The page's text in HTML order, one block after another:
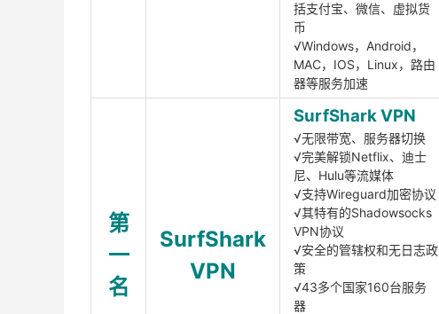
括支付宝、微信、虚拟货
币
√Windows，Android，
MAC，IOS，Linux，路由
器等服务加速
第
一
名
SurfShark
VPN
SurfShark VPN
√无限带宽、服务器切换
√完美解锁Netflix、迪士
尼、Hulu等流媒体
√支持Wireguard加密协议
√其特有的Shadowsocks
VPN协议
√安全的管辖权和无日志政
策
√43多个国家160台服务
器